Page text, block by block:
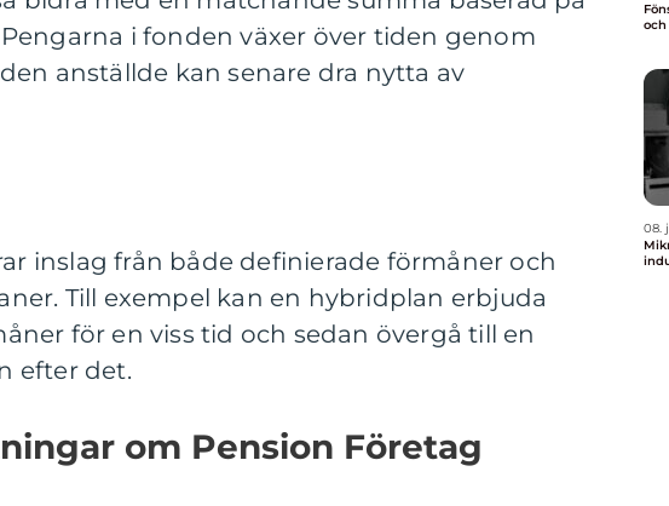
i fonden växer över tiden genom
anställde kan senare dra nytta av
inslag från både definierade förmåner och
Till exempel kan en hybridplan erbjuda
för en viss tid och sedan övergå till en
efter det.
om Pension Företag
och
08.